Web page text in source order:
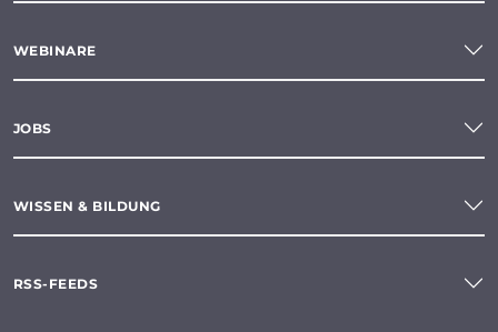
WEBINARE
JOBS
WISSEN & BILDUNG
RSS-FEEDS